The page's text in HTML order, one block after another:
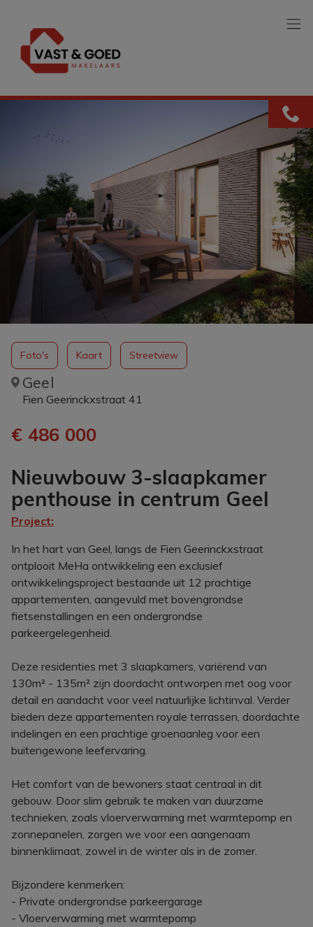
Nieuwbouw 3-slaapkamer
penthouse in centrum Geel
Project:
Geel
Fien Geerinckxstraat 41
€ 486 000
Foto's Kaart Streetview
In het hart van Geel, langs de Fien Geerinckxstraat
ontplooit MeHa ontwikkeling een exclusief
ontwikkelingsproject bestaande uit 12 prachtige
appartementen, aangevuld met bovengrondse
fietsenstallingen en een ondergrondse
parkeergelegenheid.
Deze residenties met 3 slaapkamers, variërend van
130m² - 135m² zijn doordacht ontworpen met oog voor
detail en aandacht voor veel natuurlijke lichtinval. Verder
bieden deze appartementen royale terrassen, doordachte
indelingen en een prachtige groenaanleg voor een
buitengewone leefervaring.
Het comfort van de bewoners staat centraal in dit
gebouw. Door slim gebruik te maken van duurzame
technieken, zoals vloerverwarming met warmtepomp en
zonnepanelen, zorgen we voor een aangenaam
binnenklimaat, zowel in de winter als in de zomer.
Bijzondere kenmerken:
- Private ondergrondse parkeergarage
- Vloerverwarming met warmtepomp